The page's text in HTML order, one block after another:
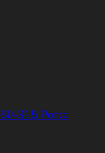
315 Porto